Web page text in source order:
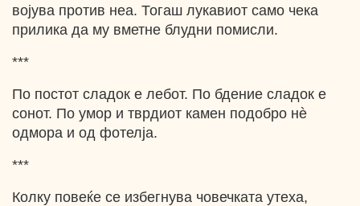
војува против неа. Тогаш лукавиот само чека
прилика да му вметне блудни помисли.
***
По постот сладок е лебот. По бдение сладок е
сонот. По умор и тврдиот камен подобро нѐ
одмора и од фотелја.
***
Колку повеќе се избегнува човечката утеха,